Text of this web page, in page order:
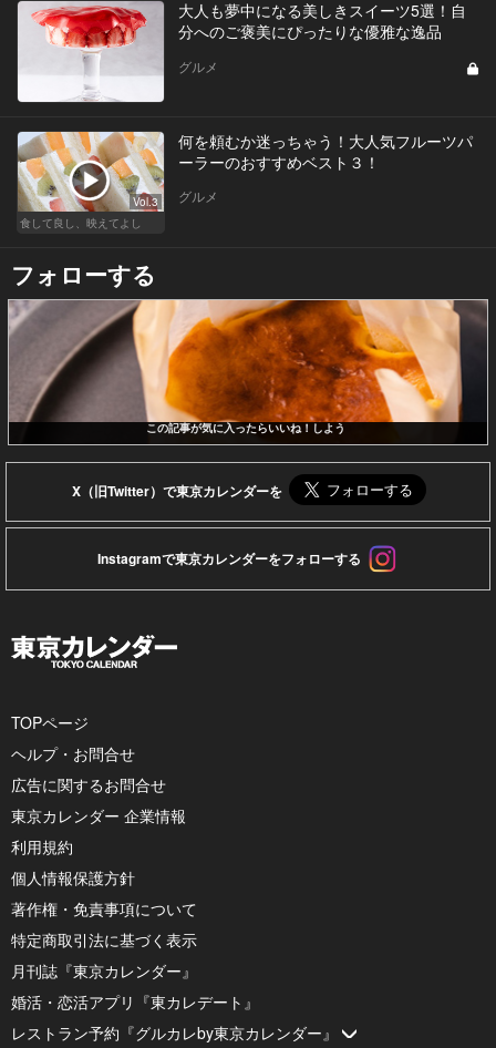
大人も夢中になる美しきスイーツ5選！自
分へのご褒美にぴったりな優雅な逸品
グルメ
Vol.3
食して良し、映えてよし
何を頼むか迷っちゃう！大人気フルーツパ
ーラーのおすすめベスト３！
グルメ
フォローする
この記事が気に入ったらいいね！しよう
X（旧Twitter）で東京カレンダーを
Instagramで東京カレンダーをフォローする
TOPページ
ヘルプ・お問合せ
広告に関するお問合せ
東京カレンダー 企業情報
利用規約
個人情報保護方針
著作権・免責事項について
特定商取引法に基づく表示
月刊誌『東京カレンダー』
婚活・恋活アプリ『東カレデート』
レストラン予約『グルカレby東京カレンダー』